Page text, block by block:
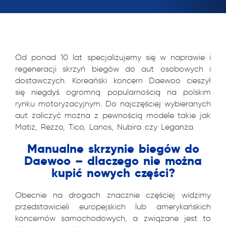
Od ponad 10 lat specjalizujemy się w naprawie i
regeneracji skrzyń biegów do aut osobowych i
dostawczych. Koreański koncern Daewoo cieszył
się niegdyś ogromną popularnością na polskim
rynku motoryzacyjnym. Do najczęściej wybieranych
aut zaliczyć można z pewnością modele takie jak
Matiz, Rezzo, Tico, Lanos, Nubira czy Leganza.
Manualne skrzynie biegów do
Daewoo – dlaczego nie można
kupić nowych części?
Obecnie na drogach znacznie częściej widzimy
przedstawicieli europejskich lub amerykańskich
koncernów samochodowych, a związane jest to